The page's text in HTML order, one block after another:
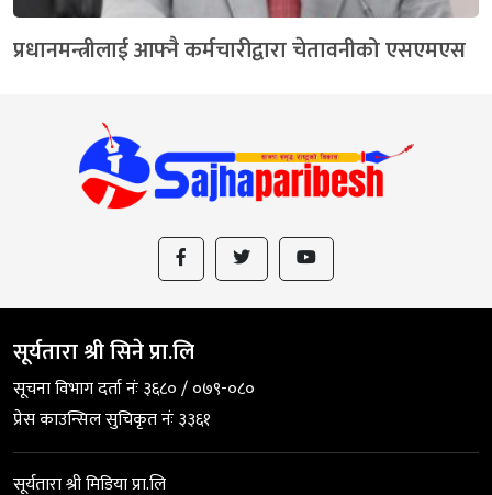
प्रधानमन्त्रीलाई आफ्नै कर्मचारीद्वारा चेतावनीको एसएमएस
सूर्यतारा श्री सिने प्रा.लि
सूचना विभाग दर्ता नंः ३६८० / ०७९-०८०
प्रेस काउन्सिल सुचिकृत नंः ३३६१
सूर्यतारा श्री मिडिया प्रा.लि